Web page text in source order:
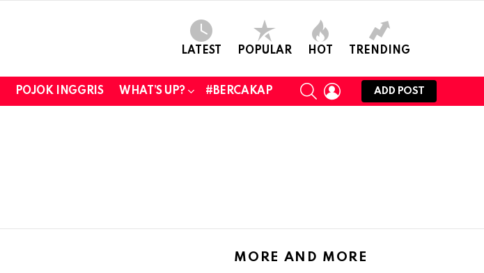
LATEST POPULAR HOT TRENDING
POJOK INGGRIS WHAT’S UP? #BERCAKAP
SEARCHLOGIN
ADD POST
MORE AND MORE